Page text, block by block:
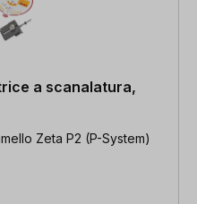
a scanalatura,
Zeta P2 (P-System)